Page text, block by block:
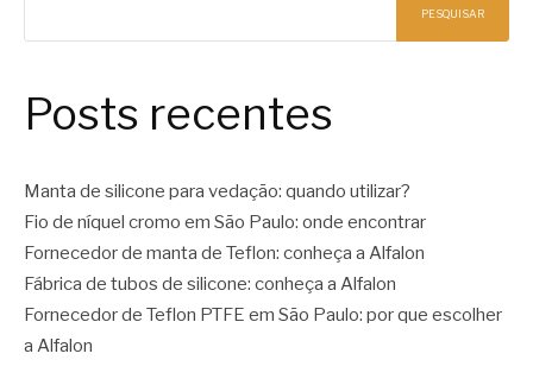
PESQUISAR
Posts recentes
Manta de silicone para vedação: quando utilizar?
Fio de níquel cromo em São Paulo: onde encontrar
Fornecedor de manta de Teflon: conheça a Alfalon
Fábrica de tubos de silicone: conheça a Alfalon
Fornecedor de Teflon PTFE em São Paulo: por que escolher
a Alfalon